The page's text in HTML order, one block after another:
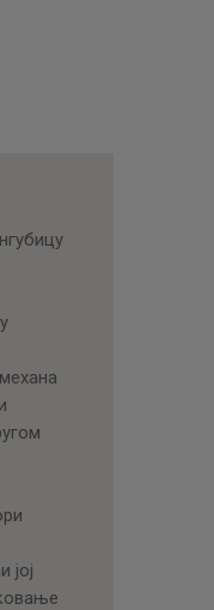
јој